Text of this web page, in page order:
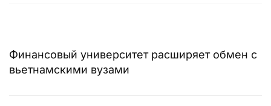
Финансовый университет расширяет обмен с
вьетнамскими вузами